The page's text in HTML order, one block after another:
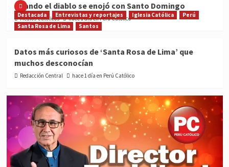
Cuando el diablo se enojó con Santo Domingo
Medios Católicos hace 1 día en Perú Católico
Destacada Entrevistas y reportajes Iglesia Católica
Perú
Santa Rosa de Lima
Santos
Datos más curiosos de ‘Santa Rosa de Lima’ que
muchos desconocían
Redacción Central hace 1 día en Perú Católico